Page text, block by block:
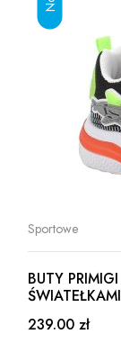
Sportowe
BUTY
239.00 zł